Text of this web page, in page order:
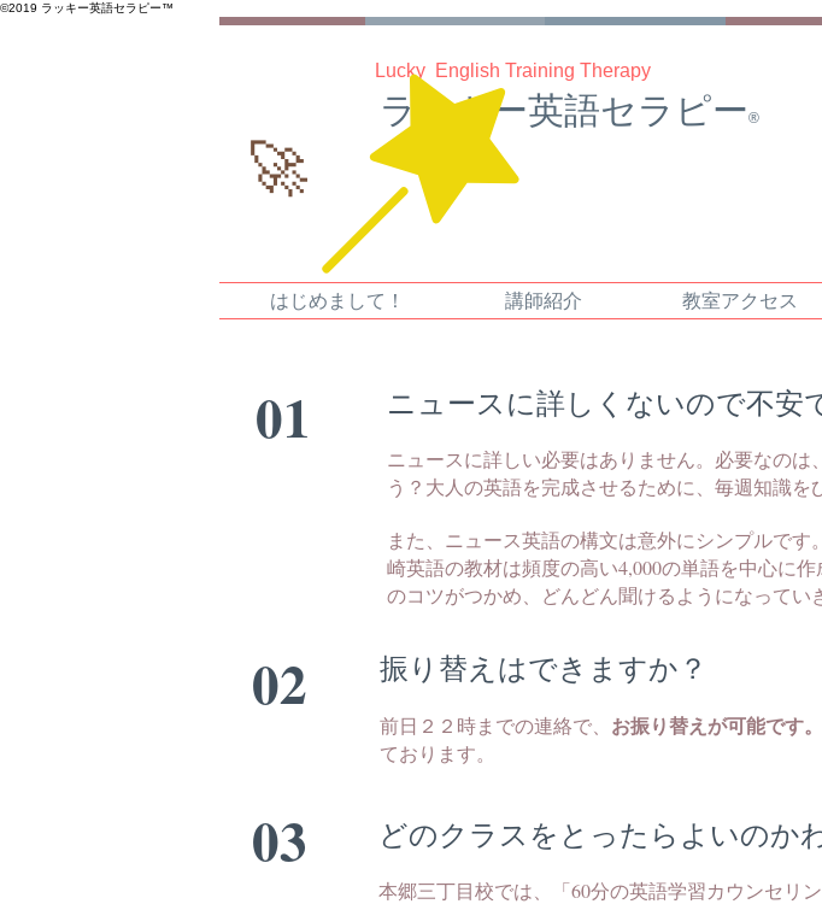
©️2019 ラッキー英語セラピー™️
Lucky English Training Therapy
ラッキー英語セラピー®
🚀
はじめまして！ 講師紹介 教室アクセス
01 ニュースに詳しくないので不安
ニュースに詳しい必要はありません。必要なの
う？大人の英語を完成させるために、毎週知識を
また、ニュース英語の構文は意外にシンプルで
崎英語の教材は頻度の高い4,000の単語を中心に
のコツがつかめ、どんどん聞けるようになってい
02 振り替えはできますか？
前日２２時までの連絡で、 お振り替えが可能です。
ております。
03 どのクラスをとったらよいのか
本郷三丁目校では、「60分の英語学習カウンセリ